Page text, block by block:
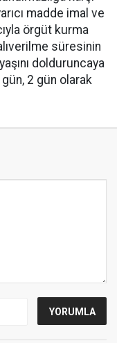
madde imal ve
örgüt kurma
süresinin
dolduruncaya
2 gün olarak